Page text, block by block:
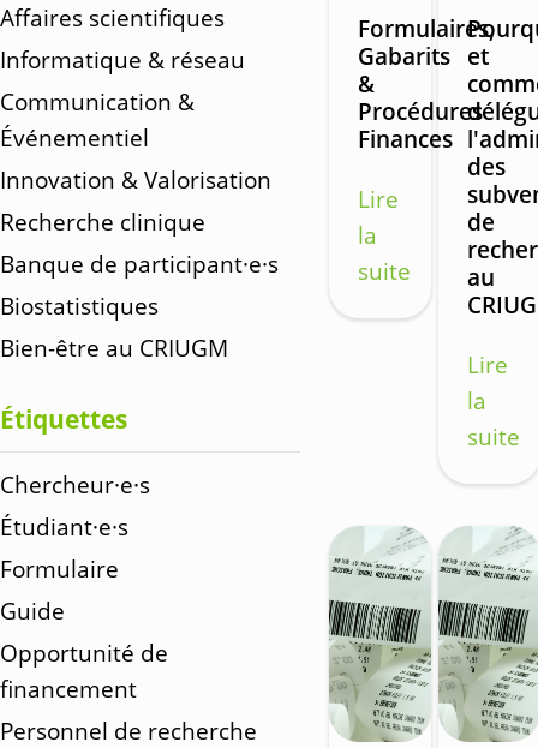
Affaires scientifiques
Informatique & réseau
Communication &
Événementiel
Innovation & Valorisation
Recherche clinique
Banque de participant·e·s
Biostatistiques
Bien-être au CRIUGM
Étiquettes
Chercheur·e·s
Étudiant·e·s
Formulaire
Guide
Opportunité de
financement
Personnel de recherche
Formulaires,
Gabarits
&
Procédures
Finances
Lire
la
suite
et
des
de
au
Lire
la
suite